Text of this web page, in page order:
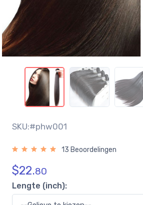
SKU:#phw001
13 Beoordelingen
$22.80
Lengte (inch):